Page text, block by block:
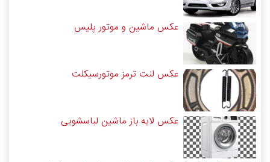
عکس ماشین و موتور پلیس
عکس لنت ترمز موتورسیکلت
عکس لایه باز ماشین لباسشویی